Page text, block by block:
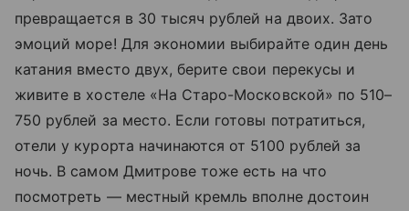
превращается в 30 тысяч рублей на двоих. Зато
эмоций море! Для экономии выбирайте один день
катания вместо двух, берите свои перекусы и
живите в хостеле «На Старо-Московской» по 510–
750 рублей за место. Если готовы потратиться,
отели у курорта начинаются от 5100 рублей за
ночь. В самом Дмитрове тоже есть на что
посмотреть — местный кремль вполне достоин